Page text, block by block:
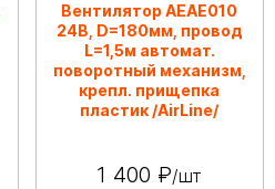
Вентилятор AEAE010
24В, D=180мм, провод
L=1,5м автомат.
поворотный механизм,
крепл. прищепка
пластик /AirLine/
1 400 ₽/шт